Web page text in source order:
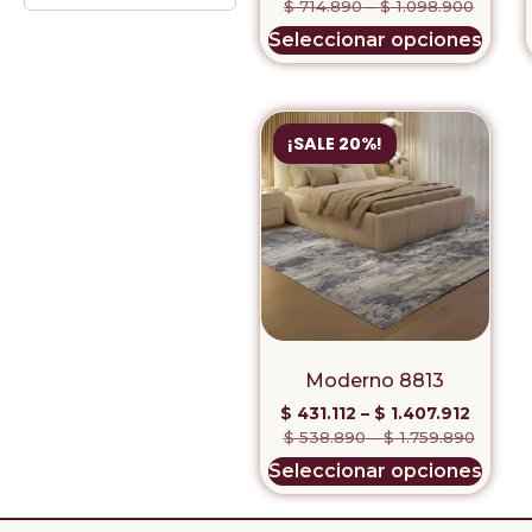
$714.890–$1.098.900
Seleccionar opciones
¡SALE 20%!
Moderno 8813
$ 431.112 – $ 1.407.912
$538.890–$1.759.890
Seleccionar opciones